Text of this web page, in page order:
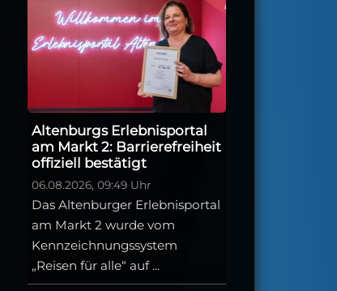
Altenburgs Erlebnisportal
am Markt 2: Barrierefreiheit
offiziell bestätigt
06.08.2026, 09:49 Uhr
Das Altenburger Erlebnisportal
am Markt 2 wurde vom
Kennzeichnungssystem
„Reisen für alle“ auf ...